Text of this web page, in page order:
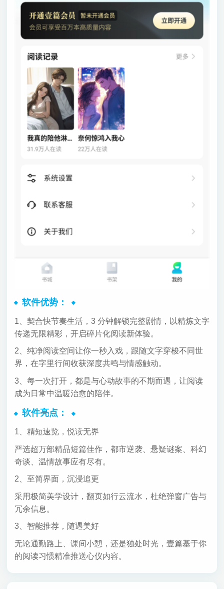
软件优势：
1、契合快节奏生活，3 分钟解锁完整剧情，以精炼文字
传递无限精彩，开启碎片化阅读新体验。
2、纯净阅读空间让你一秒入戏，跟随文字穿梭不同世
界，在字里行间收获深度共鸣与情感触动。
3、每一次打开，都是与心动故事的不期而遇，让阅读
成为日常中温暖治愈的陪伴。
软件亮点：
1、精短速览，悦读无界
严选超万部精品短篇佳作，都市逆袭、悬疑谜案、科幻
奇谈、温情故事应有尽有。
2、至简界面，沉浸追更
采用极简美学设计，翻页如行云流水，杜绝弹窗广告与
冗余信息。
3、智能推荐，随遇美好
无论通勤路上、课间小憩，还是独处时光，壹篇基于你
的阅读习惯精准推送心仪内容。